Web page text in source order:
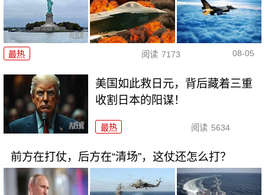
最热 阅读 7173 08-05
美国如此救日元，背后藏着三重
收割日本的阳谋！
最热 阅读 5634
前方在打仗，后方在“清场”，这仗还怎么打？